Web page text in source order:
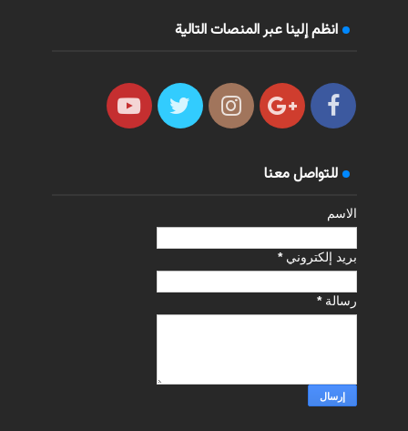
انظم إلينا عبر المنصات التالية
للتواصل معنا
الاسم
بريد إلكتروني*
رسالة*